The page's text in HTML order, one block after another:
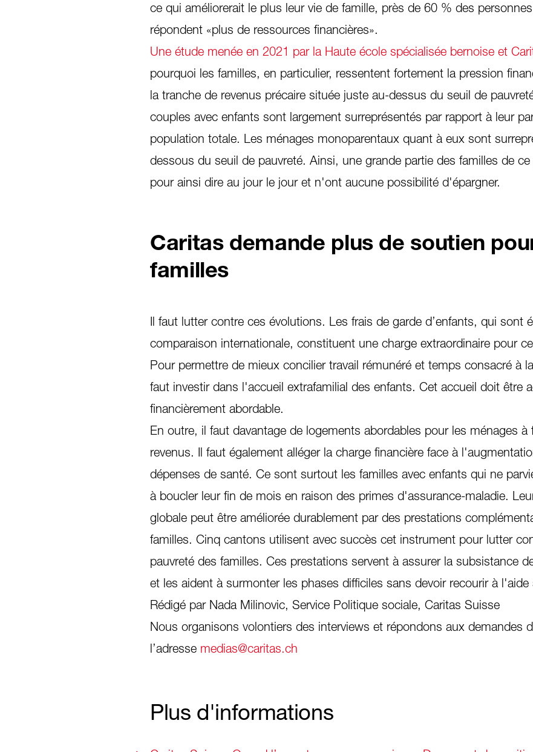
ce qui améliorerait le plus leur vie de famille, près de 60 % des
répondent «plus de ressources financières».
Une étude menée en 2021 par la Haute école spécialisée bernoise et
pourquoi les familles, en particulier, ressentent fortement la pression
la tranche de revenus précaire située juste au-dessus du seuil de
couples avec enfants sont largement surreprésentés par rapport à leur
population totale. Les ménages monoparentaux quant à eux sont
dessous du seuil de pauvreté. Ainsi, une grande partie des familles de
pour ainsi dire au jour le jour et n'ont aucune possibilité d'épargner.
Caritas demande plus de soutien
familles
Il faut lutter contre ces évolutions. Les frais de garde d’enfants, qui sont
comparaison internationale, constituent une charge extraordinaire pour
Pour permettre de mieux concilier travail rémunéré et temps consacré à
faut investir dans l'accueil extrafamilial des enfants. Cet accueil doit être
financièrement abordable.
En outre, il faut davantage de logements abordables pour les ménages à
revenus. Il faut également alléger la charge financière face à
dépenses de santé. Ce sont surtout les familles avec enfants qui ne
à boucler leur fin de mois en raison des primes d'assurance-maladie.
globale peut être améliorée durablement par des prestations
familles. Cinq cantons utilisent avec succès cet instrument pour lutter
pauvreté des familles. Ces prestations servent à assurer la subsistance
et les aident à surmonter les phases difficiles sans devoir recourir à l'aide
Rédigé par Nada Milinovic, Service Politique sociale, Caritas Suisse
Nous organisons volontiers des interviews et répondons aux demandes
l’adresse medias@caritas.ch
Plus d'informations